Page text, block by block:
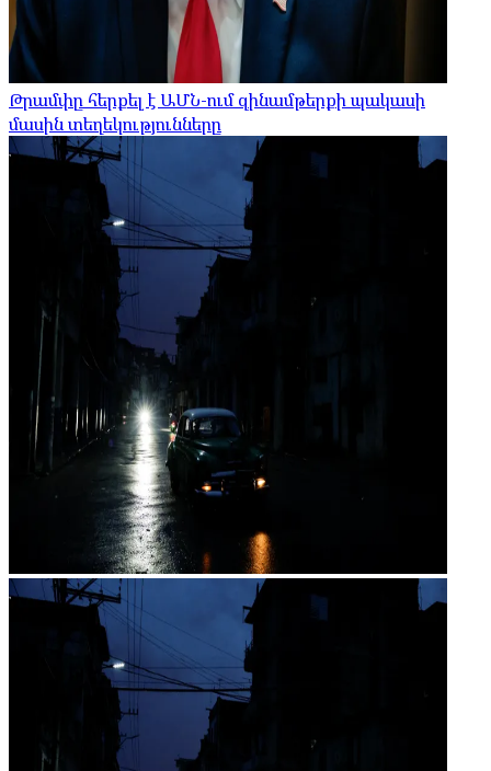
Թրամփը հերքել է ԱՄՆ-ում զինամթերքի պակասի
մասին տեղեկությունները